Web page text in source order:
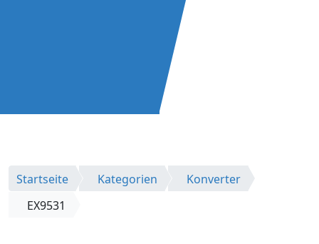
Startseite Kategorien
Konverter
EX9531